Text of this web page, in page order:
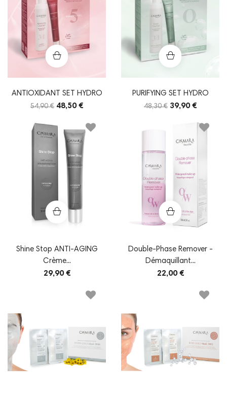
ANTIOXIDANT SET HYDRO
54,90 € 48,50 €
PURIFYING SET HYDRO
48,30 € 39,90 €
Shine Stop ANTI-AGING
Crème...
29,90 €
Double-Phase Remover -
Démaquillant...
22,00 €